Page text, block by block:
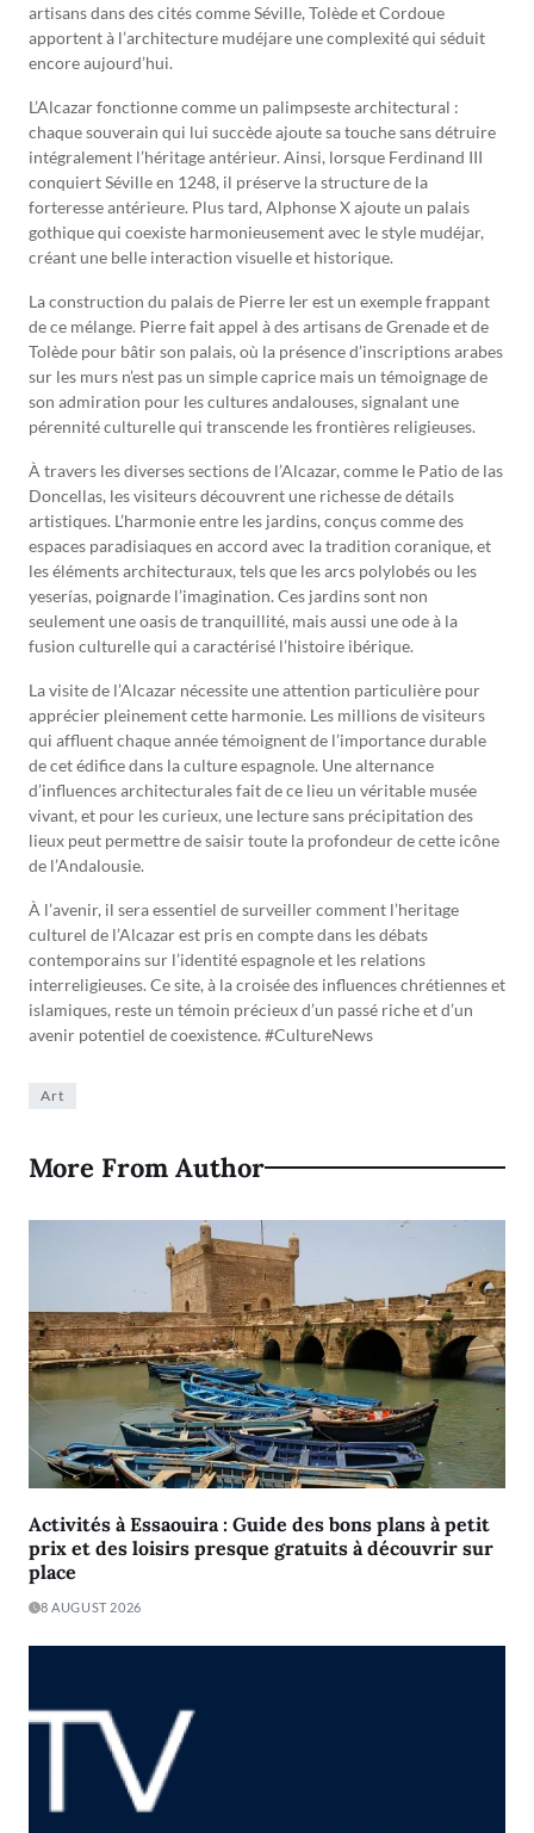
artisans dans des cités comme Séville, Tolède et Cordoue
apportent à l’architecture mudéjare une complexité qui séduit
encore aujourd’hui.
L’Alcazar fonctionne comme un palimpseste architectural :
chaque souverain qui lui succède ajoute sa touche sans détruire
intégralement l’héritage antérieur. Ainsi, lorsque Ferdinand III
conquiert Séville en 1248, il préserve la structure de la
forteresse antérieure. Plus tard, Alphonse X ajoute un palais
gothique qui coexiste harmonieusement avec le style mudéjar,
créant une belle interaction visuelle et historique.
La construction du palais de Pierre Ier est un exemple frappant
de ce mélange. Pierre fait appel à des artisans de Grenade et de
Tolède pour bâtir son palais, où la présence d’inscriptions arabes
sur les murs n’est pas un simple caprice mais un témoignage de
son admiration pour les cultures andalouses, signalant une
pérennité culturelle qui transcende les frontières religieuses.
À travers les diverses sections de l’Alcazar, comme le Patio de las
Doncellas, les visiteurs découvrent une richesse de détails
artistiques. L’harmonie entre les jardins, conçus comme des
espaces paradisiaques en accord avec la tradition coranique, et
les éléments architecturaux, tels que les arcs polylobés ou les
yeserías, poignarde l’imagination. Ces jardins sont non
seulement une oasis de tranquillité, mais aussi une ode à la
fusion culturelle qui a caractérisé l’histoire ibérique.
La visite de l’Alcazar nécessite une attention particulière pour
apprécier pleinement cette harmonie. Les millions de visiteurs
qui affluent chaque année témoignent de l’importance durable
de cet édifice dans la culture espagnole. Une alternance
d’influences architecturales fait de ce lieu un véritable musée
vivant, et pour les curieux, une lecture sans précipitation des
lieux peut permettre de saisir toute la profondeur de cette icône
de l’Andalousie.
À l’avenir, il sera essentiel de surveiller comment l’heritage
culturel de l’Alcazar est pris en compte dans les débats
contemporains sur l’identité espagnole et les relations
interreligieuses. Ce site, à la croisée des influences chrétiennes et
islamiques, reste un témoin précieux d’un passé riche et d’un
avenir potentiel de coexistence. #CultureNews
Art
More From Author
Activités à Essaouira : Guide des bons plans à petit
prix et des loisirs presque gratuits à découvrir sur
place
8 AUGUST 2026